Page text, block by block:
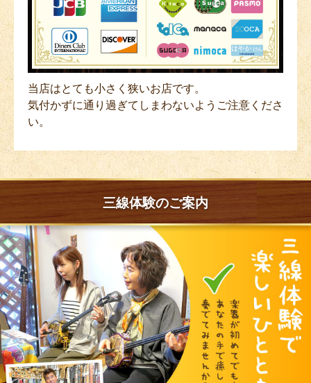
当店はとても小さく狭いお店です。
気付かずに通り過ぎてしまわないようご注意くださ
い。
三線体験のご案内